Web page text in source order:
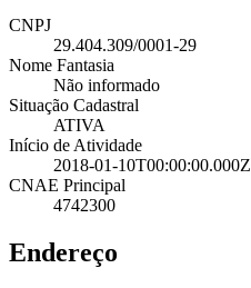
CNPJ
29.404.309/0001-29
Nome Fantasia
Não informado
Situação Cadastral
ATIVA
Início de Atividade
2018-01-10T00:00:00.000Z
CNAE Principal
4742300
Endereço